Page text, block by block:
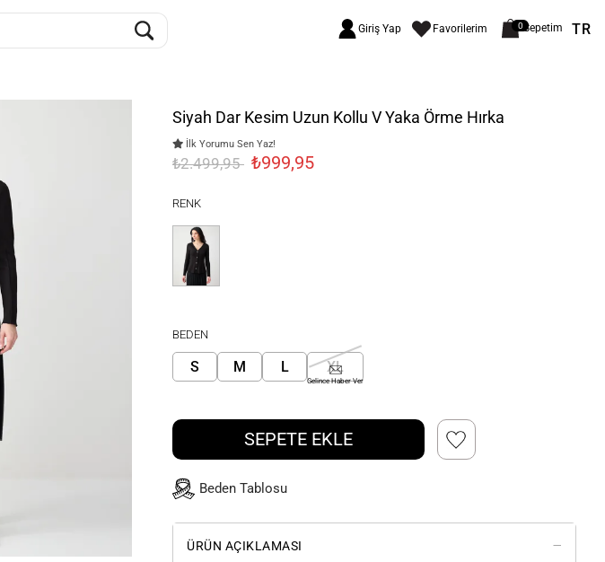
Giriş Yap Favorilerim 0Sepetim TR
Siyah Dar Kesim Uzun Kollu V Yaka Örme Hırka
İlk Yorumu Sen Yaz!
₺2.499,95 ₺999,95
RENK
BEDEN
S M L XL
Gelince Haber Ver
SEPETE EKLE
Beden Tablosu
ÜRÜN AÇIKLAMASI